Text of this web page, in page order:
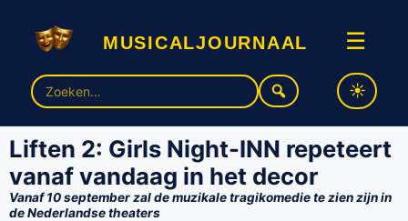
musicaljournaal ☰
Zoek
naar:
Liften 2: Girls Night-INN repeteert
vanaf vandaag in het decor
Vanaf 10 september zal de muzikale tragikomedie te zien zijn in
de Nederlandse theaters